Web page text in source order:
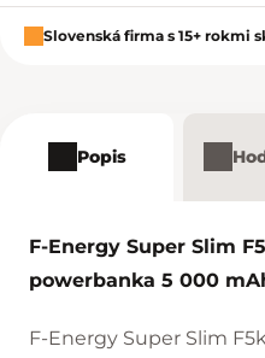
Slovenská firma s 15+ rokmi
Popis
F-Energy Super Slim
powerbanka 5 000
F-Energy Super Slim